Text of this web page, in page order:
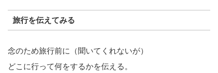
旅行を伝えてみる
念のため旅行前に（聞いてくれないが）
どこに行って何をするかを伝える。